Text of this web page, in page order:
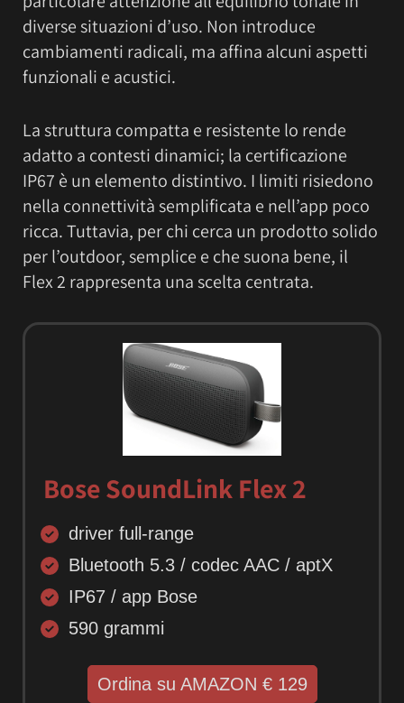
diverse situazioni d’uso. Non introduce
cambiamenti radicali, ma affina alcuni aspetti
funzionali e acustici.
La struttura compatta e resistente lo rende
adatto a contesti dinamici; la certificazione
IP67 è un elemento distintivo. I limiti risiedono
nella connettività semplificata e nell’app poco
ricca. Tuttavia, per chi cerca un prodotto solido
per l’outdoor, semplice e che suona bene, il
Flex 2 rappresenta una scelta centrata.
Bose SoundLink Flex 2
driver full-range
Bluetooth 5.3 / codec AAC / aptX
IP67 / app Bose
590 grammi
Ordina su AMAZON € 129